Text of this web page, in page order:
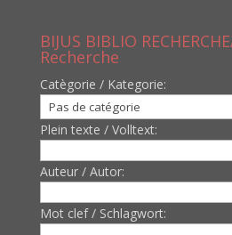
BIJUS BIBLIO
Recherche
Catègorie / Kategorie:
Plein texte / Volltext:
Auteur / Autor:
Mot clef / Schlagwort: